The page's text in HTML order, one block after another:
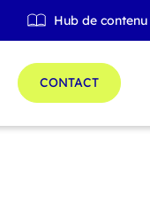
Hub de contenu
CONTACT